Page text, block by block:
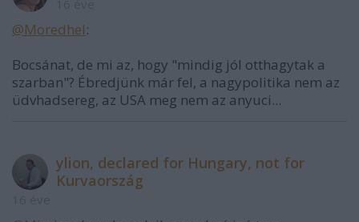
@Moredhel:
Bocsánat, de mi az, hogy "mindig jól otthagytak a
szarban"? Ébredjünk már fel, a nagypolitika nem az
üdvhadsereg, az USA meg nem az anyuci...
ylion, declared for Hungary, not for
Kurvaország